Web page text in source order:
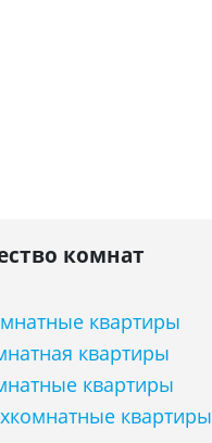
комнат
квартиры
квартиры
квартиры
квартиры